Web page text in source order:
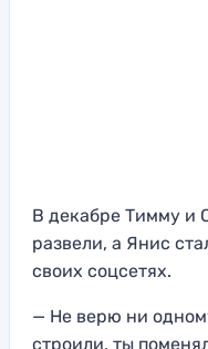
В декабре Тимму и
развели, а Янис
своих соцсетях.
— Не верю ни
строили, ты